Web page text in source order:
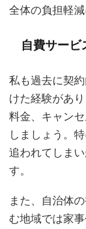
全体の負担軽減
自費サー
私も過去に契
けた経験があ
料金、キャン
しましょう。
追われてしま
す。
また、自治体
む地域では家